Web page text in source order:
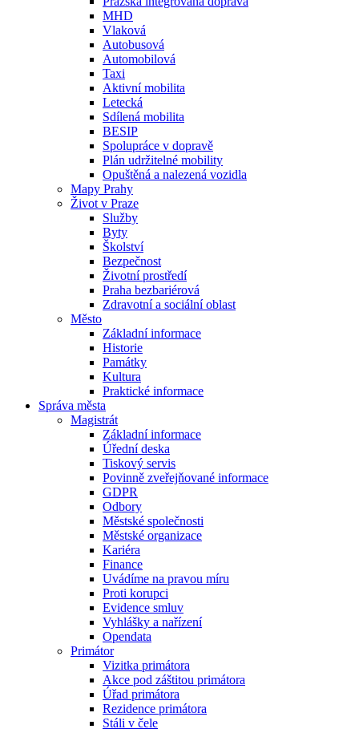
MHD
Vlaková
Autobusová
Automobilová
Taxi
Aktivní mobilita
Letecká
Sdílená mobilita
BESIP
Spolupráce v dopravě
Plán udržitelné mobility
Opuštěná a nalezená vozidla
Mapy Prahy
Život v Praze
Služby
Byty
Školství
Bezpečnost
Životní prostředí
Praha bezbariérová
Zdravotní a sociální oblast
Město
Základní informace
Historie
Památky
Kultura
Praktické informace
Správa města
Magistrát
Základní informace
Úřední deska
Tiskový servis
Povinně zveřejňované informace
GDPR
Odbory
Městské společnosti
Městské organizace
Kariéra
Finance
Uvádíme na pravou míru
Proti korupci
Evidence smluv
Vyhlášky a nařízení
Opendata
Primátor
Vizitka primátora
Akce pod záštitou primátora
Úřad primátora
Rezidence primátora
Stáli v čele